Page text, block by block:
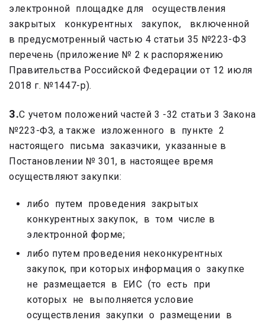
электронной площадке для осуществления
закрытых конкурентных закупок, включенной
в предусмотренный частью 4 статьи 35 №223-ФЗ
перечень (приложение № 2 к распоряжению
Правительства Российской Федерации от 12 июля
2018 г. №1447-р).
3.С учетом положений частей 3 -32 статьи 3 Закона
№223-ФЗ, а также изложенного в пункте 2
настоящего письма заказчики, указанные в
Постановлении № 301, в настоящее время
осуществляют закупки:
либо путем проведения закрытых
конкурентных закупок, в том числе в
электронной форме;
либо путем проведения неконкурентных
закупок, при которых информация о закупке
не размещается в ЕИС (то есть при
которых не выполняется условие
осуществления закупки о размещении в